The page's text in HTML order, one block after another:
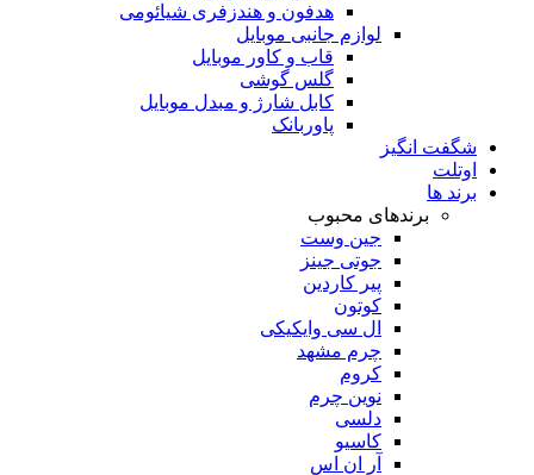
هدفون و هندزفری شیائومی
لوازم جانبی موبایل
قاب و کاور موبایل
گلس گوشی
کابل شارژ و مبدل موبایل
پاوربانک
شگفت انگیز
اوتلت
برند ها
برندهای محبوب
جین وست
جوتی جینز
پیر کاردین
کوتون
ال سی وایکیکی
چرم مشهد
کروم
نوین چرم
دلسی
کاسیو
آر ان اس